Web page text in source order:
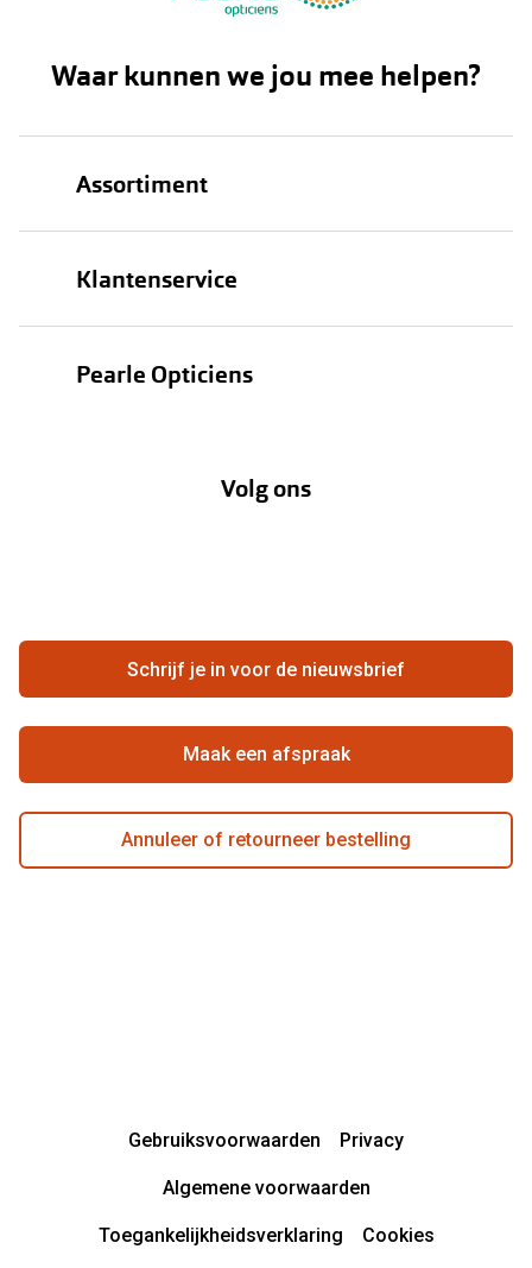
Waar kunnen we jou mee helpen?
Assortiment
Klantenservice
Verzending
Hier de overeenkomst ontbinden
Zorgvergoeding
Pearle Opticiens
Ondernemen bij Pearle
Beste winkelketen
Actievoorwaarden
Volg ons
Schrijf je in voor de nieuwsbrief
Maak een afspraak
Annuleer of retourneer bestelling
Gebruiksvoorwaarden Privacy
Algemene voorwaarden
Toegankelijkheidsverklaring Cookies